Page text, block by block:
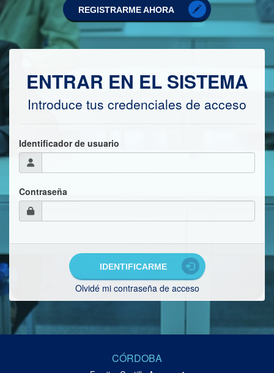
REGISTRARME AHORA
ENTRAR EN EL SISTEMA
Introduce tus credenciales de acceso
Identificador de usuario
Contraseña
IDENTIFICARME
Olvidé mi contraseña de acceso
CÓRDOBA